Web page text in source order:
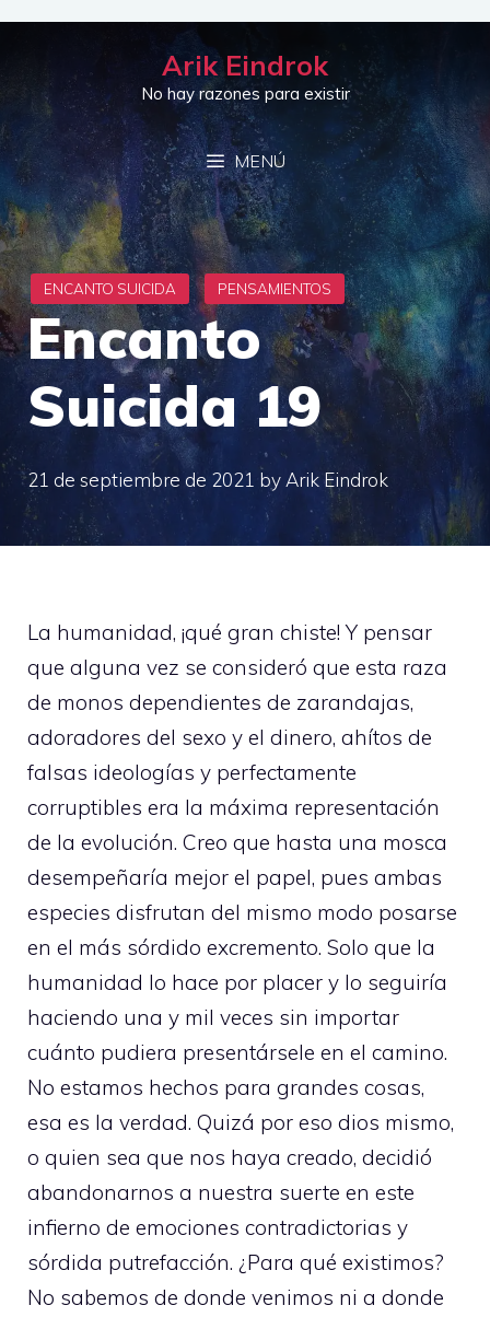
Saltar
contenido
Arik Eindrok
No hay razones para existir
MENÚ
Encanto
Suicida 19
21 de septiembre de 2021 by Arik Eindrok
La humanidad, ¡qué gran chiste! Y pensar
que alguna vez se consideró que esta raza
de monos dependientes de zarandajas,
adoradores del sexo y el dinero, ahítos de
falsas ideologías y perfectamente
corruptibles era la máxima representación
de la evolución. Creo que hasta una mosca
desempeñaría mejor el papel, pues ambas
especies disfrutan del mismo modo posarse
en el más sórdido excremento. Solo que la
humanidad lo hace por placer y lo seguiría
haciendo una y mil veces sin importar
cuánto pudiera presentársele en el camino.
No estamos hechos para grandes cosas,
esa es la verdad. Quizá por eso dios mismo,
o quien sea que nos haya creado, decidió
abandonarnos a nuestra suerte en este
infierno de emociones contradictorias y
sórdida putrefacción. ¿Para qué existimos?
No sabemos de donde venimos ni a donde